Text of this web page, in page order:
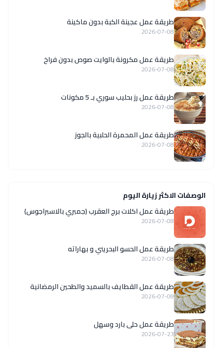
طريقة عمل عجينة الكبة بدون ماكينة
2026-07-08
طريقة عمل مكرونة بالوايت صوص بدون فراخ
2026-07-08
طريقة عمل رز بحليب سوري بـ 5 مكونات
2026-07-08
طريقة عمل المحمرة الحلبية بالجوز
2026-07-08
الوصفات الاكثر زيارة اليوم
طريقة عمل اكلات برج العقرب (جمبري بالاسبراجوس)
2026-07-08
طريقة عمل الحسو البحريني و بهاراته
2026-07-08
طريقة عمل القطايف بالسميد والطحين الرمضانية
2026-07-08
طريقة عمل حلى بارد وسهل
2026-07-23